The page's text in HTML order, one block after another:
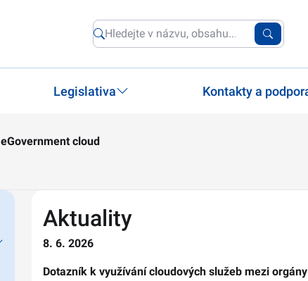
Legislativa Kontakty a
eGovernment cloud
Aktuality
8. 6. 2026
Dotazník k využívání cloudových služeb mezi